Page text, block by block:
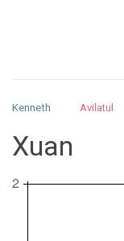
Kenneth Avilatul
Nurhilman
Xuan